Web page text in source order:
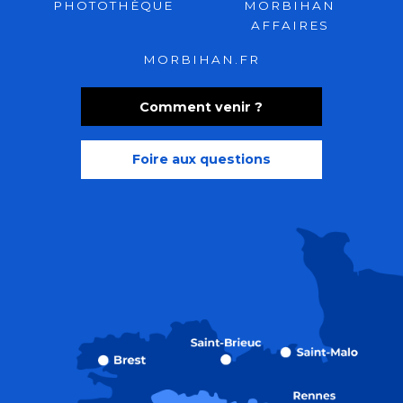
Comment venir ?
Foire aux questions
PHOTOTHÈQUE
MORBIHAN
AFFAIRES
MORBIHAN.FR